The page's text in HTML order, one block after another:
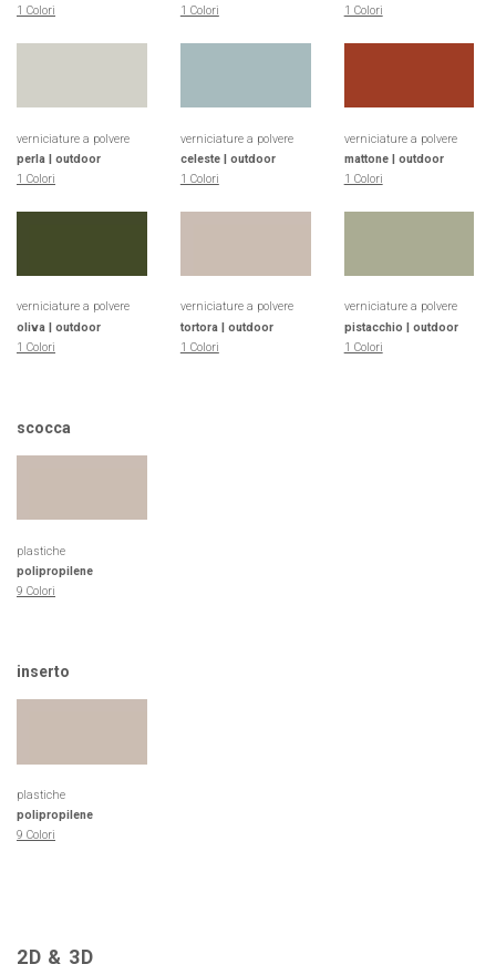
1 Colori
1 Colori
1 Colori
verniciature a polvere
perla | outdoor
1 Colori
verniciature a polvere
celeste | outdoor
1 Colori
verniciature a polvere
mattone | outdoor
1 Colori
verniciature a polvere
oliva | outdoor
1 Colori
verniciature a polvere
tortora | outdoor
1 Colori
verniciature a polvere
pistacchio | outdoor
1 Colori
scocca
plastiche
polipropilene
9 Colori
inserto
plastiche
polipropilene
9 Colori
2D & 3D